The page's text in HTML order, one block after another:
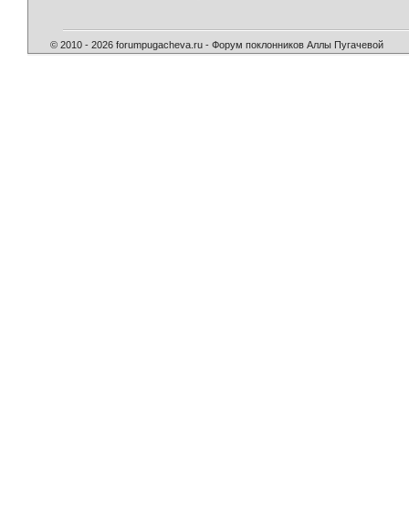
© 2010 - 2026 forumpugacheva.ru - Форум поклонников Аллы Пугачевой